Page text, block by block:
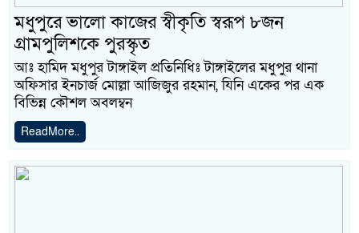
মধুপুরে ভালো কাজের স্বীকৃতি স্বরূপ ৮জন
গ্রামপুলিশকে পুরস্কৃত
আঃ হামিদ মধুপুর টাঙ্গাইল প্রতিনিধিঃ টাঙ্গাইলের মধুপুর থানা
অফিসার ইনচার্জ মোল্লা আজিজুর রহমান, যিনি একের পর এক
বিভিন্ন কৌশল অবলম্বন
ReadMore..